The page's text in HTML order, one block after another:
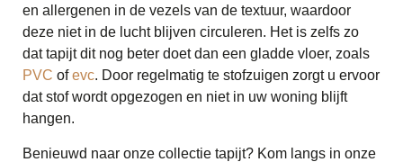
en allergenen in de vezels van de textuur, waardoor
deze niet in de lucht blijven circuleren. Het is zelfs zo
dat tapijt dit nog beter doet dan een gladde vloer, zoals
PVC ofevc. Door regelmatig te stofzuigen zorgt u ervoor
dat stof wordt opgezogen en niet in uw woning blijft
hangen.
Benieuwd naar onze collectie tapijt? Kom langs in onze